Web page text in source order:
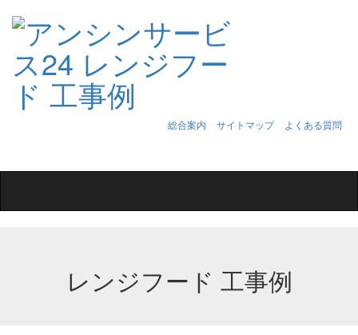
総合案内 サイトマップ
よくある質問
レンジフード 工事例